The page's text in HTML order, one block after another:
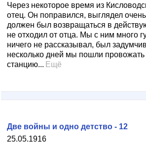
Через некоторое время из
отец. Он поправился, выглядел
должен был возвращаться в
не отходил от отца. Мы с ним много
ничего не рассказывал, был
несколько дней мы пошли провожать
станцию... Ещё
25.05.1916
Две войны и одно детство - 12